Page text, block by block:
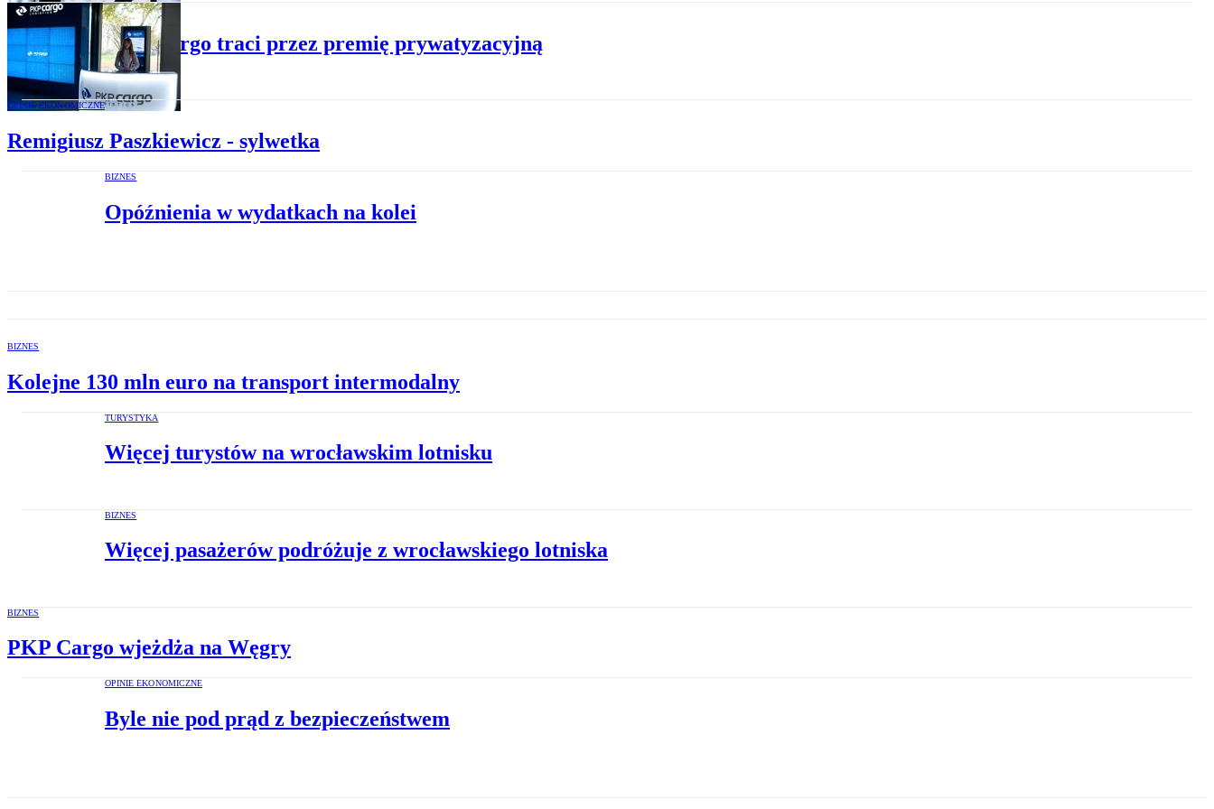
BIZNES
PKP Cargo traci przez premię prywatyzacyjną
OPINIE EKONOMICZNE
Remigiusz Paszkiewicz - sylwetka
BIZNES
Opóźnienia w wydatkach na kolei
BIZNES
Kolejne 130 mln euro na transport intermodalny
TURYSTYKA
Więcej turystów na wrocławskim lotnisku
BIZNES
Więcej pasażerów podróżuje z wrocławskiego lotniska
BIZNES
PKP Cargo wjeżdża na Węgry
OPINIE EKONOMICZNE
Byle nie pod prąd z bezpieczeństwem